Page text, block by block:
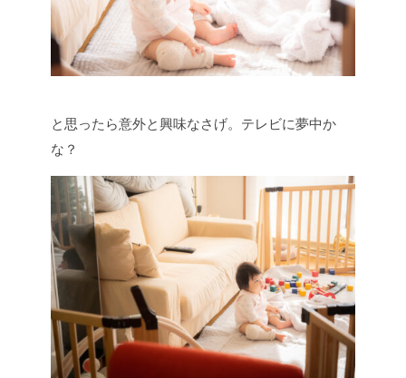
と思ったら意外と興味なさげ。テレビに夢中か
な？